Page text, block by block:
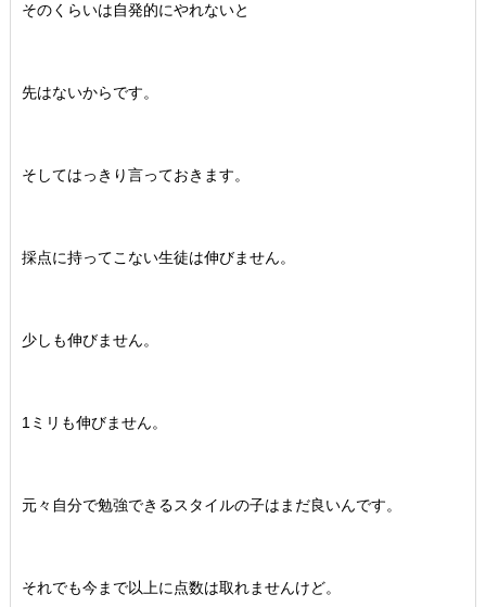
そのくらいは自発的にやれないと
先はないからです。
そしてはっきり言っておきます。
採点に持ってこない生徒は伸びません。
少しも伸びません。
1ミリも伸びません。
元々自分で勉強できるスタイルの子はまだ良いんです。
それでも今まで以上に点数は取れませんけど。